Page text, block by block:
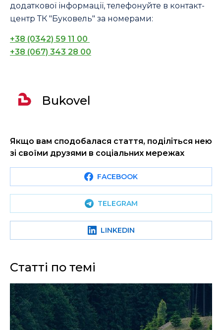
додаткової інформації, телефонуйте в контакт-
центр ТК "Буковель" за номерами:
+38 (0342) 59 11 00
+38 (067) 343 28 00
Bukovel
Якщо вам сподобалася стаття, поділіться нею
зі своїми друзями в соціальних мережах
FACEBOOK
TELEGRAM
LINKEDIN
Статті по темі